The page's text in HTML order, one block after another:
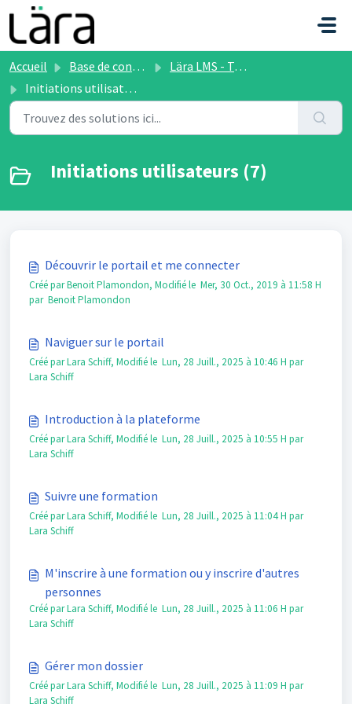
Passer au contenu principal
Accueil Base de connaissances
Lära LMS - Tutoriels vidéos
Initiations utilisateurs
Initiations utilisateurs (7)
Découvrir le portail et me connecter
Créé par Benoit Plamondon, Modifié le Mer, 30 Oct., 2019 à 11:58 H
par Benoit Plamondon
Naviguer sur le portail
Créé par Lara Schiff, Modifié le Lun, 28 Juill., 2025 à 10:46 H par
Lara Schiff
Introduction à la plateforme
Créé par Lara Schiff, Modifié le Lun, 28 Juill., 2025 à 10:55 H par
Lara Schiff
Suivre une formation
Créé par Lara Schiff, Modifié le Lun, 28 Juill., 2025 à 11:04 H par
Lara Schiff
M'inscrire à une formation ou y inscrire d'autres
personnes
Créé par Lara Schiff, Modifié le Lun, 28 Juill., 2025 à 11:06 H par
Lara Schiff
Gérer mon dossier
Créé par Lara Schiff, Modifié le Lun, 28 Juill., 2025 à 11:09 H par
Lara Schiff